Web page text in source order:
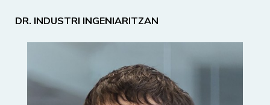
DR. INDUSTRI INGENIARITZAN